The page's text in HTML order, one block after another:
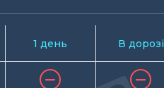
1 день В дорозі